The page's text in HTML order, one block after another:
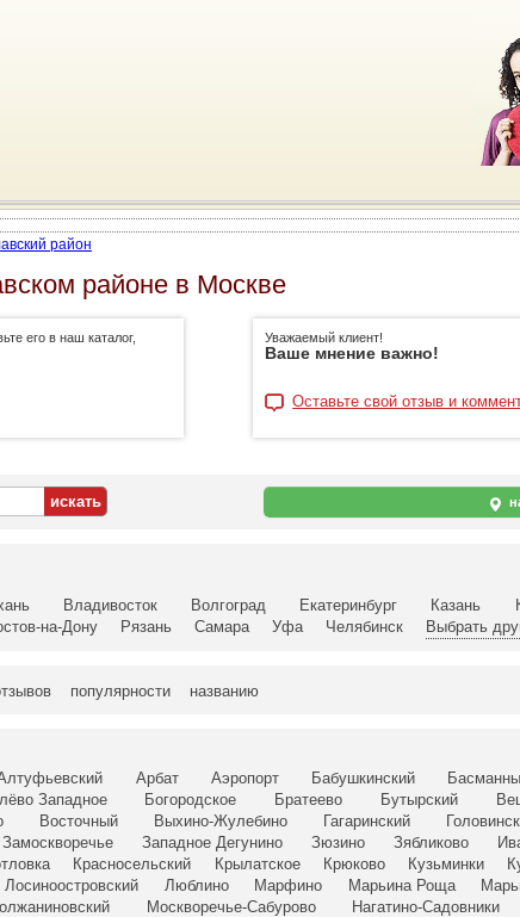
район
районе в Москве
его в наш каталог,
Уважаемый клиент!
Ваше мнение важно!
Оставьте свой отзыв и
Владивосток Волгоград Екатеринбург Казань
на-Дону Рязань Самара Уфа Челябинск Выбрать
популярности названию
Арбат Аэропорт Бабушкинский
Западное Богородское Братеево Бутырский
Восточный Выхино-Жулебино Гагаринский
Замоскворечье Западное Дегунино Зюзино Зябликово
Красносельский Крылатское Крюково Кузьминки
Лосиноостровский Люблино Марфино Марьина Роща
Москворечье-Сабурово Нагатино-Садовники